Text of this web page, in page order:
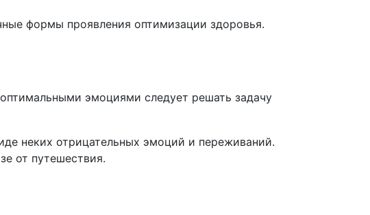
формы проявления оптимизации здоровья.
эмоциями следует решать задачу
неких отрицательных эмоций и переживаний.
от путешествия.